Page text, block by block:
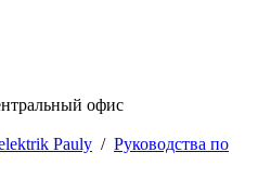
офис
Pauly / Руководства по